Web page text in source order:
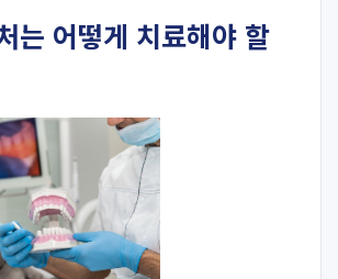
는 어떻게 치료해야 할